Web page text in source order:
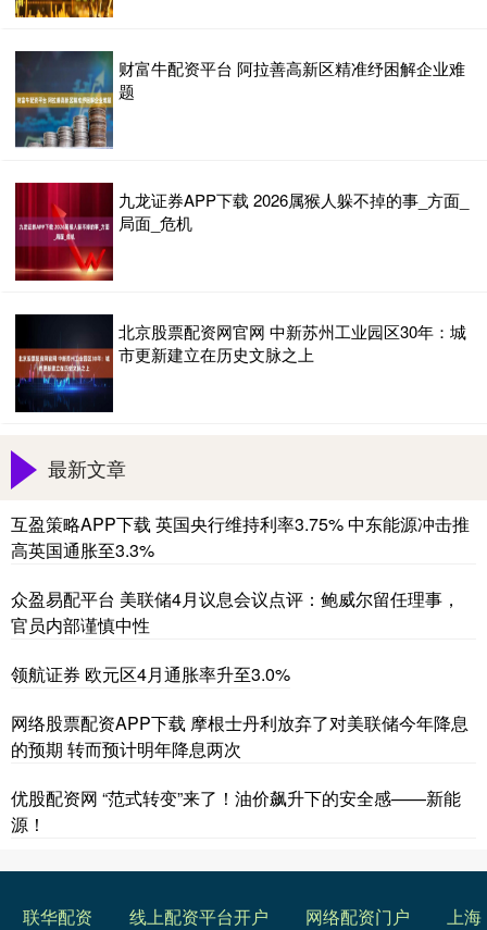
财富牛配资平台 阿拉善高新区精准纾困解企业难
题
九龙证券APP下载 2026属猴人躲不掉的事_方面_
局面_危机
北京股票配资网官网 中新苏州工业园区30年：城
市更新建立在历史文脉之上
最新文章
互盈策略APP下载 英国央行维持利率3.75% 中东能源冲击推
高英国通胀至3.3%
众盈易配平台 美联储4月议息会议点评：鲍威尔留任理事，
官员内部谨慎中性
领航证券 欧元区4月通胀率升至3.0%
网络股票配资APP下载 摩根士丹利放弃了对美联储今年降息
的预期 转而预计明年降息两次
优股配资网 “范式转变”来了！油价飙升下的安全感——新能
源！
联华配资 线上配资平台开户 网络配资门户 上海